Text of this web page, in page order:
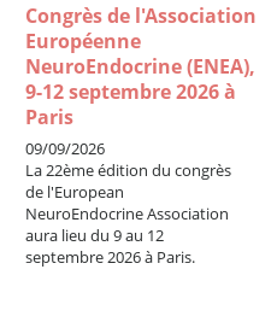
Congrès de l'Association
Européenne
NeuroEndocrine (ENEA),
9-12 septembre 2026 à
Paris
09/09/2026
La 22ème édition du congrès
de l'European
NeuroEndocrine Association
aura lieu du 9 au 12
septembre 2026 à Paris.